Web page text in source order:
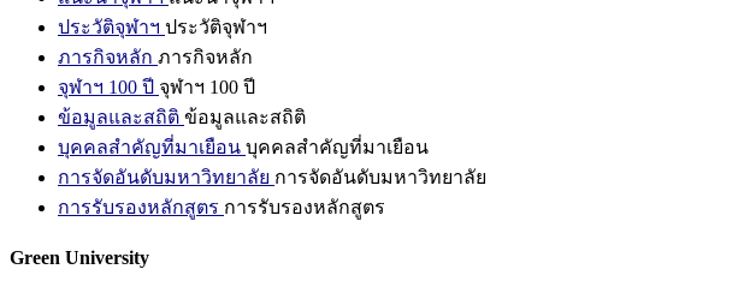
ประวัติจุฬาฯ ประวัติจุฬาฯ
ภารกิจหลัก ภารกิจหลัก
จุฬาฯ 100 ปี จุฬาฯ 100 ปี
ข้อมูลและสถิติ ข้อมูลและสถิติ
บุคคลสำคัญที่มาเยือน บุคคลสำคัญที่มาเยือน
การจัดอันดับมหาวิทยาลัย การจัดอันดับมหาวิทยาลัย
การรับรองหลักสูตร การรับรองหลักสูตร
Green University